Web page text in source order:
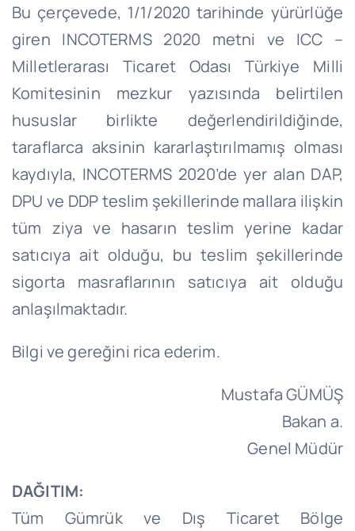
Bu çerçevede, 1/1/2020 tarihinde yürürlüğe
giren INCOTERMS 2020 metni ve ICC –
Milletlerarası Ticaret Odası Türkiye Milli
Komitesinin mezkur yazısında belirtilen
hususlar birlikte değerlendirildiğinde,
taraflarca aksinin kararlaştırılmamış olması
kaydıyla, INCOTERMS 2020’de yer alan DAP,
DPU ve DDP teslim şekillerinde mallara ilişkin
tüm ziya ve hasarın teslim yerine kadar
satıcıya ait olduğu, bu teslim şekillerinde
sigorta masraflarının satıcıya ait olduğu
anlaşılmaktadır.
Bilgi ve gereğini rica ederim.
Mustafa GÜMÜŞ
Bakan a.
Genel Müdür
DAĞITIM:
Tüm Gümrük ve Dış Ticaret Bölge